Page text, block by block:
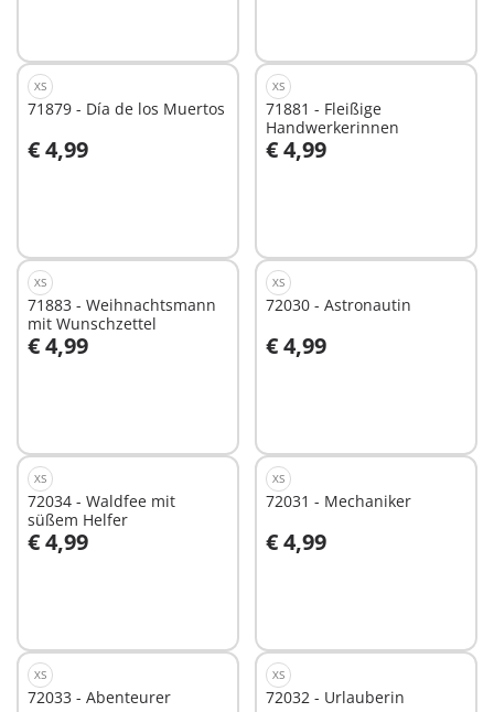
XS
71879 - Día de los Muertos
€ 4,99
In den Warenkorb
XS
71881 - Fleißige
Handwerkerinnen
€ 4,99
In den Warenkorb
XS
71883 - Weihnachtsmann
mit Wunschzettel
€ 4,99
In den Warenkorb
XS
72030 - Astronautin
€ 4,99
In den Warenkorb
XS
72034 - Waldfee mit
süßem Helfer
€ 4,99
In den Warenkorb
XS
72031 - Mechaniker
€ 4,99
In den Warenkorb
XS
72033 - Abenteurer
XS
72032 - Urlauberin